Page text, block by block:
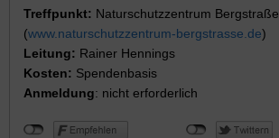
Treffpunkt: Naturschutzzentrum Bergstraße
(www.naturschutzzentrum-bergstrasse.de)
Leitung: Rainer Hennings
Kosten: Spendenbasis
Anmeldung: nicht erforderlich